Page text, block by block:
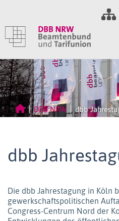
DBB NRW dbb
dbb
Die dbb Jahrestagung in Köln
gewerkschaftspolitischen
Congress-Centrum Nord der